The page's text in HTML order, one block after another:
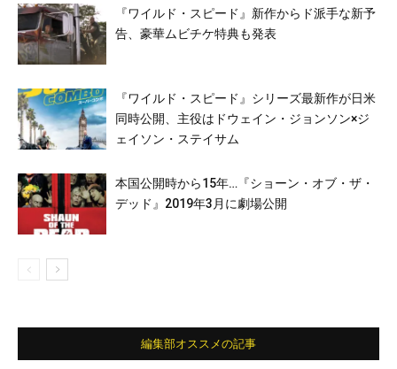
『ワイルド・スピード』新作からド派手な新予
告、豪華ムビチケ特典も発表
『ワイルド・スピード』シリーズ最新作が日米
同時公開、主役はドウェイン・ジョンソン×ジ
ェイソン・ステイサム
本国公開時から15年…『ショーン・オブ・ザ・
デッド』2019年3月に劇場公開
編集部オススメの記事